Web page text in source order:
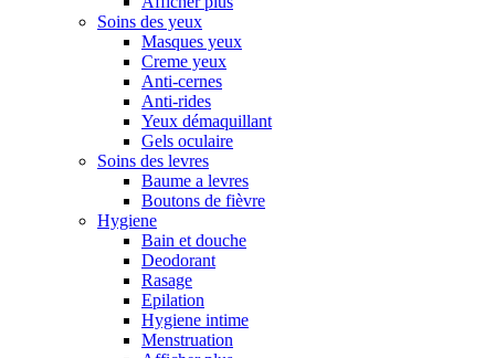
Soins des yeux
Masques yeux
Creme yeux
Anti-cernes
Anti-rides
Yeux démaquillant
Gels oculaire
Soins des levres
Baume a levres
Boutons de fièvre
Hygiene
Bain et douche
Deodorant
Rasage
Epilation
Hygiene intime
Menstruation